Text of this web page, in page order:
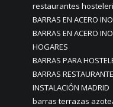
restaurantes
BARRAS EN ACERO
BARRAS EN ACERO
HOGARES
BARRAS PARA
BARRAS
INSTALACIÓN MADRID
barras terrazas